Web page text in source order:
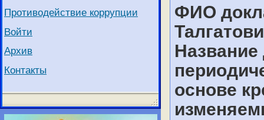
Противодействие коррупции
Войти
Архив
Контакты
ФИО
основе